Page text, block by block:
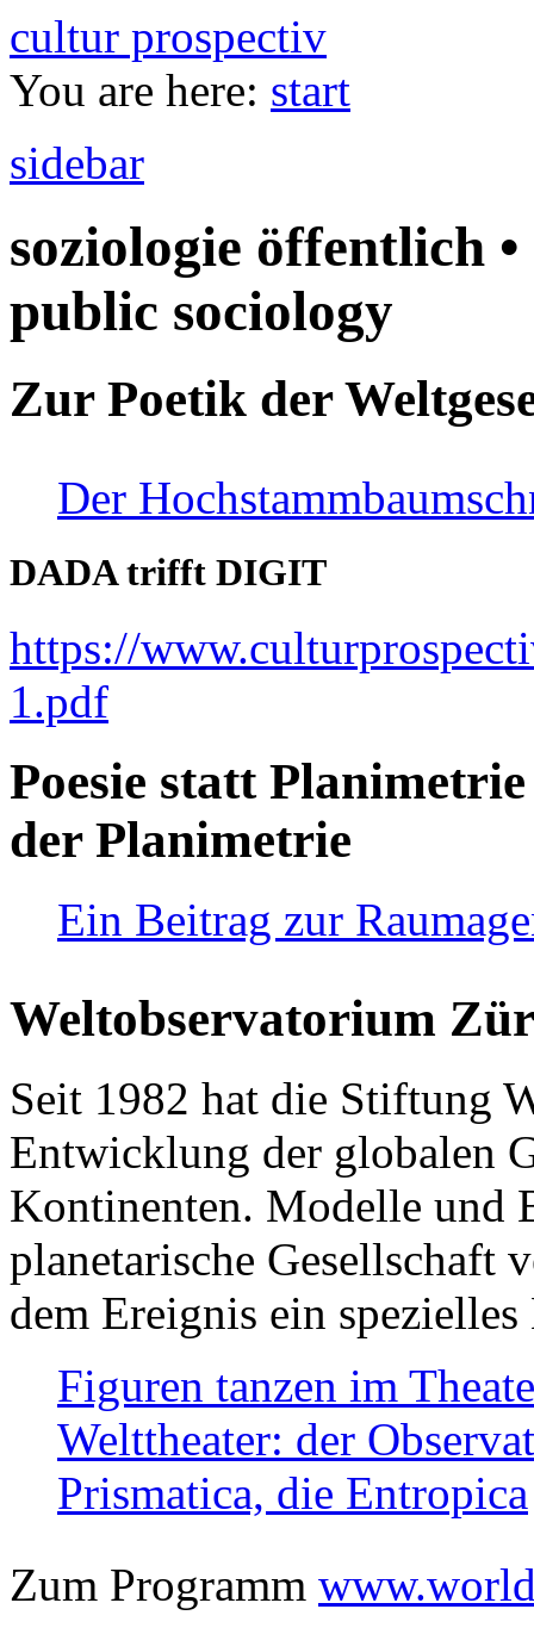
cultur prospectiv
You are here: start
sidebar
soziologie öffentlich
public sociology
Zur Poetik der
Der
DADA trifft DIGIT
https://
1.pdf
Poesie statt
der Planimetrie
Ein Beitrag zur
Weltobservatorium
Seit 1982 hat die Stiftung
Entwicklung der globalen
Kontinenten. Modelle und
planetarische Gesellschaft
dem Ereignis ein
Figuren tanzen im
Welttheater: der
Prismatica, die Entropica
Zum Programm